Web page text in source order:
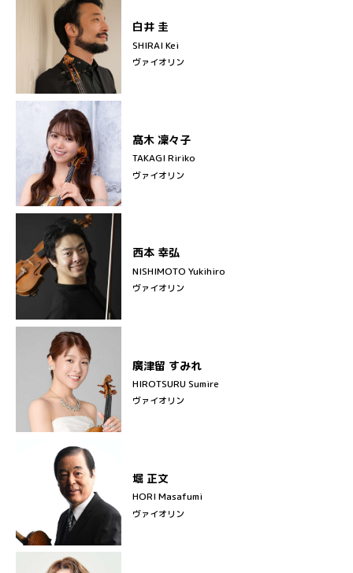
白井 圭
SHIRAI Kei
ヴァイオリン
髙木 凜々子
TAKAGI Ririko
ヴァイオリン
西本 幸弘
NISHIMOTO Yukihiro
ヴァイオリン
廣津留 すみれ
HIROTSURU Sumire
ヴァイオリン
堀 正文
HORI Masafumi
ヴァイオリン